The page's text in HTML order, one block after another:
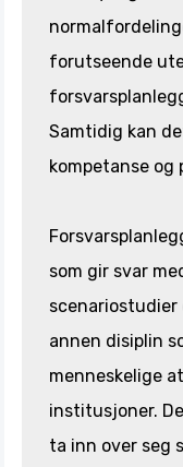
forutseende
Samtidig kan
kompetanse og
som gir svar
scenariostudier
annen disiplin
menneskelige
institusjoner.
ta inn over seg